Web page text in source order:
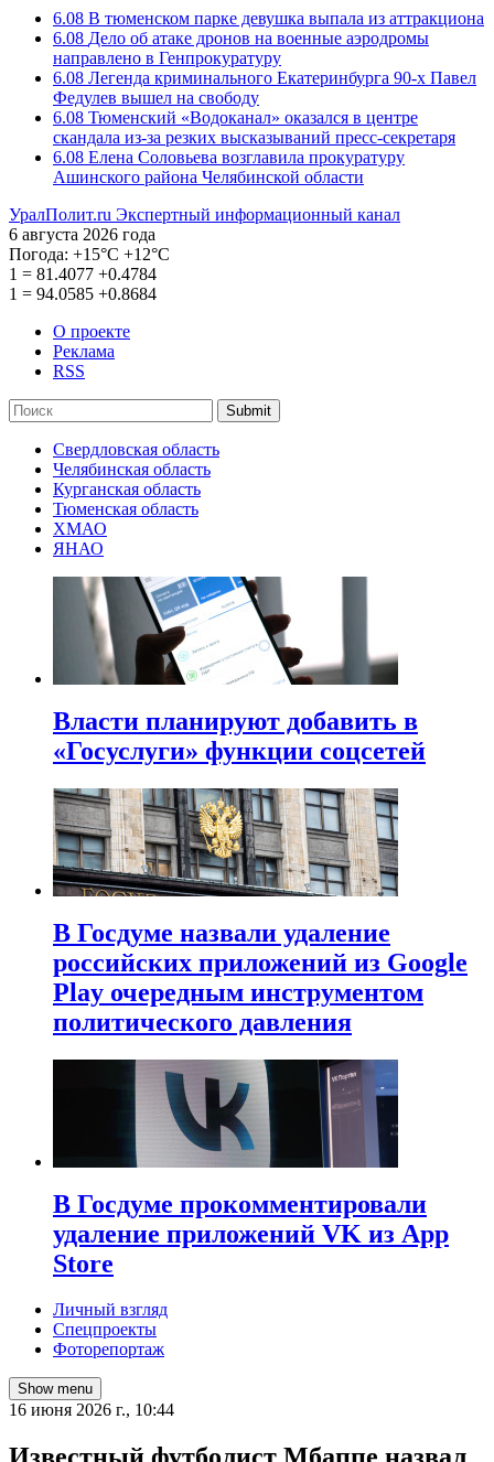
6.08 В тюменском парке девушка выпала из аттракциона
6.08 Дело об атаке дронов на военные аэродромы
направлено в Генпрокуратуру
6.08 Легенда криминального Екатеринбурга 90-х Павел
Федулев вышел на свободу
6.08 Тюменский «Водоканал» оказался в центре
скандала из-за резких высказываний пресс-секретаря
6.08 Елена Соловьева возглавила прокуратуру
Ашинского района Челябинской области
УралПолит.ru Экспертный информационный канал
6 августа 2026 года
Погода: +15°С +12°С
1 = 81.4077 +0.4784
1 = 94.0585 +0.8684
О проекте
Реклама
RSS
Submit
Свердловская область
Челябинская область
Курганская область
Тюменская область
ХМАО
ЯНАО
Власти планируют добавить в
«Госуслуги» функции соцсетей
В Госдуме назвали удаление
российских приложений из Google
Play очередным инструментом
политического давления
В Госдуме прокомментировали
удаление приложений VK из App
Store
Личный взгляд
Спецпроекты
Фоторепортаж
Show menu
16 июня 2026 г., 10:44